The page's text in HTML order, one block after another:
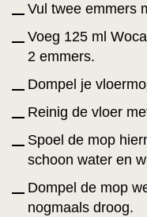
Vul twee emmers
Voeg 125 ml
2 emmers.
Dompel je
Reinig de vloer
Spoel de mop
schoon water en
Dompel de mop
nogmaals droog.